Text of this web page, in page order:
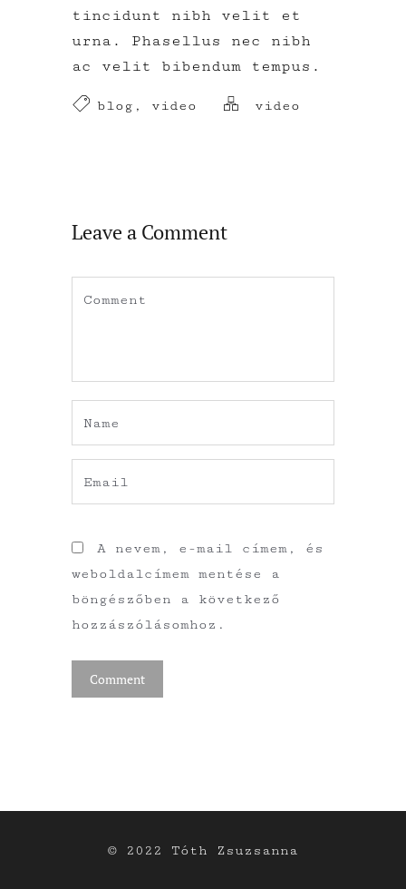
tincidunt nibh velit et
urna. Phasellus nec nibh
ac velit bibendum tempus.
blog , video video
Leave a Comment
A nevem, e-mail címem, és
weboldalcímem mentése a
böngészőben a következő
hozzászólásomhoz.
© 2022 Tóth Zsuzsanna